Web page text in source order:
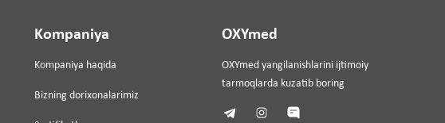
Kompaniya
Kompaniya haqida
Bizning dorixonalarimiz
OXYmed
OXYmed yangilanishlarini ijtimoiy
tarmoqlarda kuzatib boring